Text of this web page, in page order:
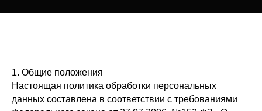
1. Общие положения
Настоящая политика обработки персональных
данных составлена в соответствии с требованиями